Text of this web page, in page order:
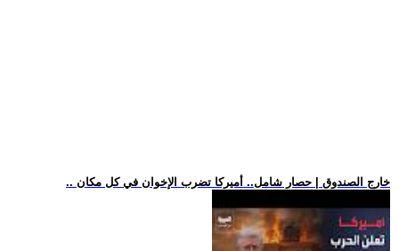
.. خارج الصندوق | حصار شامل.. أميركا تضرب الإخوان في كل مكان